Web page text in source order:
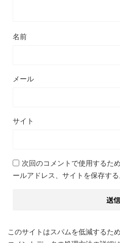
名前
メール
サイト
次回のコメントで使用するた
ールアドレス、サイトを保存する
このサイトはスパムを低減するた